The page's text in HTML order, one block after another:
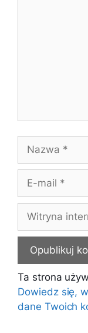
Nazwa
Witryna
internetowa
Ta strona
Dowiedz się,
dane Twoich